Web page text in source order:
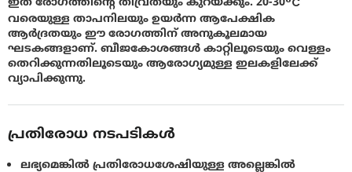
വരെയുള്ള താപനിലയും ഉയര്‍ന്ന ആപേക്ഷിക
ആർദ്രതയും ഈ രോഗത്തിന് അനുകൂലമായ
ഘടകങ്ങളാണ്. ബീജകോശങ്ങൾ കാറ്റിലൂടെയും വെള്ളം
തെറിക്കുന്നതിലൂടെയും ആരോഗ്യമുള്ള ഇലകളിലേക്ക്
വ്യാപിക്കുന്നു.
പ്രതിരോധ നടപടികൾ
ലഭ്യമെങ്കിൽ പ്രതിരോധശേഷിയുള്ള അല്ലെങ്കിൽ